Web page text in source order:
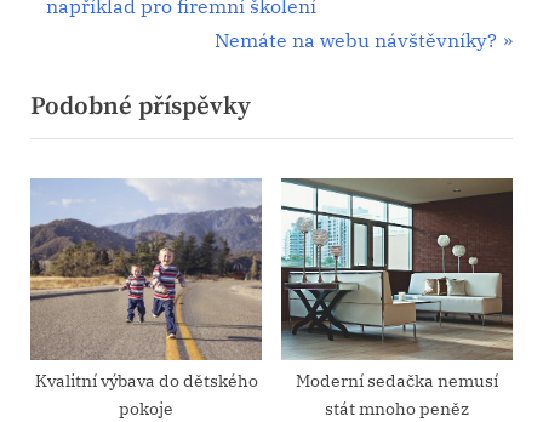
pro
r
i
o
u
s
P
o
s
t
:
například pro firemní školení
N
x
t
P
o
s
t
Nemáte na webu návštěvníky?
Podobné příspěvky
Kvalitní výbava do dětského
pokoje
Moderní sedačka nemusí
stát mnoho peněz